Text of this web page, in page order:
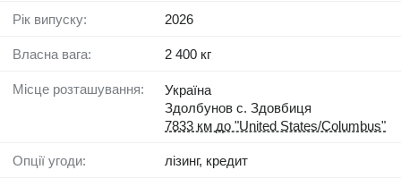
Рік випуску: 2026
Власна вага: 2 400 кг
Місце розташування:
Україна
Здолбунов с. Здовбиця
7833 км до "United States/Columbus"
Опції угоди: лізинг, кредит